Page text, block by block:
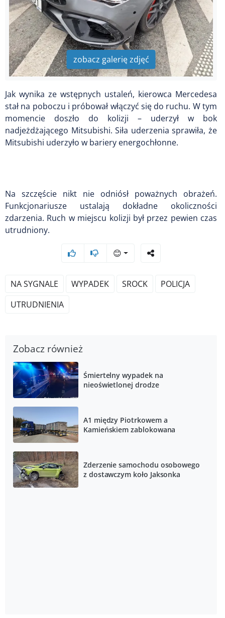
zobacz galerię zdjęć
Jak wynika ze wstępnych ustaleń, kierowca Mercedesa
stał na poboczu i próbował włączyć się do ruchu. W tym
momencie doszło do kolizji – uderzył w bok
nadjeżdżającego Mitsubishi. Siła uderzenia sprawiła, że
Mitsubishi uderzyło w bariery energochłonne.
Na szczęście nikt nie odniósł poważnych obrażeń.
Funkcjonariusze ustalają dokładne okoliczności
zdarzenia. Ruch w miejscu kolizji był przez pewien czas
utrudniony.
😊
NA SYGNALE WYPADEK SROCK
POLICJA
UTRUDNIENIA
Zobacz również
Śmiertelny wypadek na
nieoświetlonej drodze
A1 między Piotrkowem a
Kamieńskiem zablokowana
Zderzenie samochodu osobowego
z dostawczym koło Jaksonka